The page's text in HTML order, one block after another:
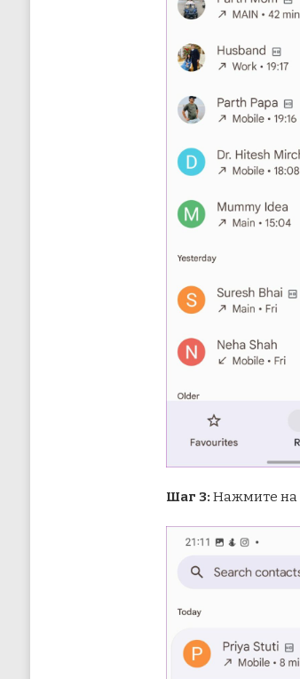
Шаг 3: Нажмите на